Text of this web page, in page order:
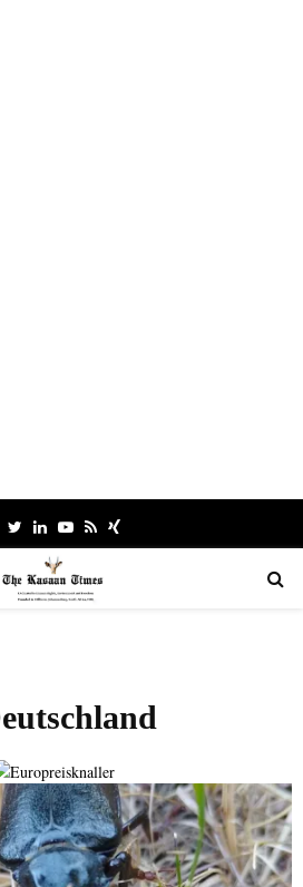
TwitterLinkedinYoutube
RssXing